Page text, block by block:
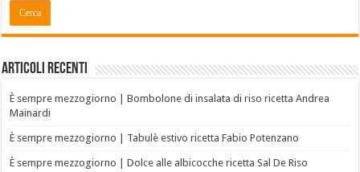
Articoli recenti
È sempre mezzogiorno | Bombolone di insalata di riso ricetta Andrea
Mainardi
È sempre mezzogiorno | Tabulè estivo ricetta Fabio Potenzano
È sempre mezzogiorno | Dolce alle albicocche ricetta Sal De Riso